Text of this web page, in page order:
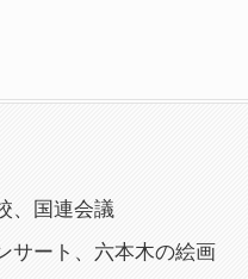
、国連会議
サート、六本木の絵画